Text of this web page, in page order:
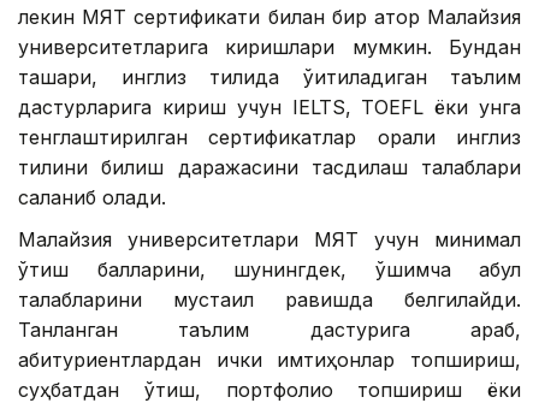
лекин МЯТ сертификати билан бир қатор Малайзия
университетларига киришлари мумкин. Бундан
ташқари, инглиз тилида ўқитиладиган таълим
дастурларига кириш учун IELTS, TOEFL ёки унга
тенглаштирилган сертификатлар орқали инглиз
тилини билиш даражасини тасдиқлаш талаблари
сақланиб қолади.
Малайзия университетлари МЯТ учун минимал
ўтиш балларини, шунингдек, қўшимча қабул
талабларини мустақил равишда белгилайди.
Танланган таълим дастурига қараб,
абитуриентлардан ички имтиҳонлар топшириш,
суҳбатдан ўтиш, портфолио топшириш ёки